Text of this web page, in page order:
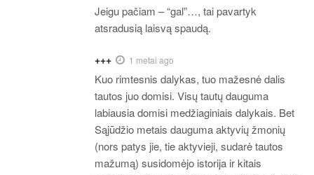
Jeigu pačiam – “gal”…, tai pavartyk
atsradusią laisvą spaudą.
+++ 1 metai ago
Kuo rimtesnis dalykas, tuo mažesnė dalis
tautos juo domisi. Visų tautų dauguma
labiausia domisi medžiaginiais dalykais. Bet
Sąjūdžio metais dauguma aktyvių žmonių
(nors patys jie, tie aktyvieji, sudarė tautos
mažumą) susidomėjo istorija ir kitais